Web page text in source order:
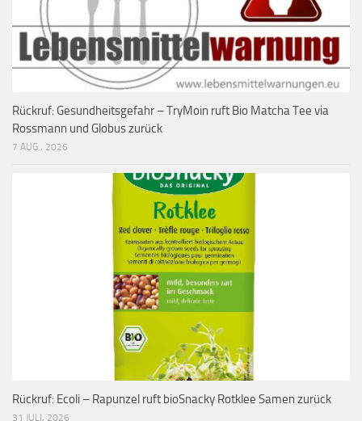
Rückruf: Gesundheitsgefahr – TryMoin ruft Bio Matcha Tee via
Rossmann und Globus zurück
7 AUG., 2026
Rückruf: Ecoli – Rapunzel ruft bioSnacky Rotklee Samen zurück
31 JULI, 2026